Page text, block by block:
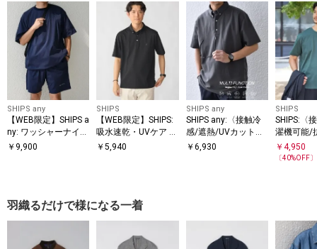
SHIPS any
【WEB限定】SHIPS a
ny: ワッシャーナイロ
ン スピンドル Tシャ
￥ 9,900
SHIPS
【WEB限定】SHIPS:
吸水速乾・UVケア Dr
ymix（R）ワンポイ
￥5,940
SHIPS any
SHIPS any:〈接触冷
感/遮熱/UVカット機
能等〉サマーファン
￥ 6,930
SHIPS
SHIPS:〈
濯機可能/
COOL
Tシャツ
￥4,950
〔40%OFF〕
羽織るだけで様になる一着